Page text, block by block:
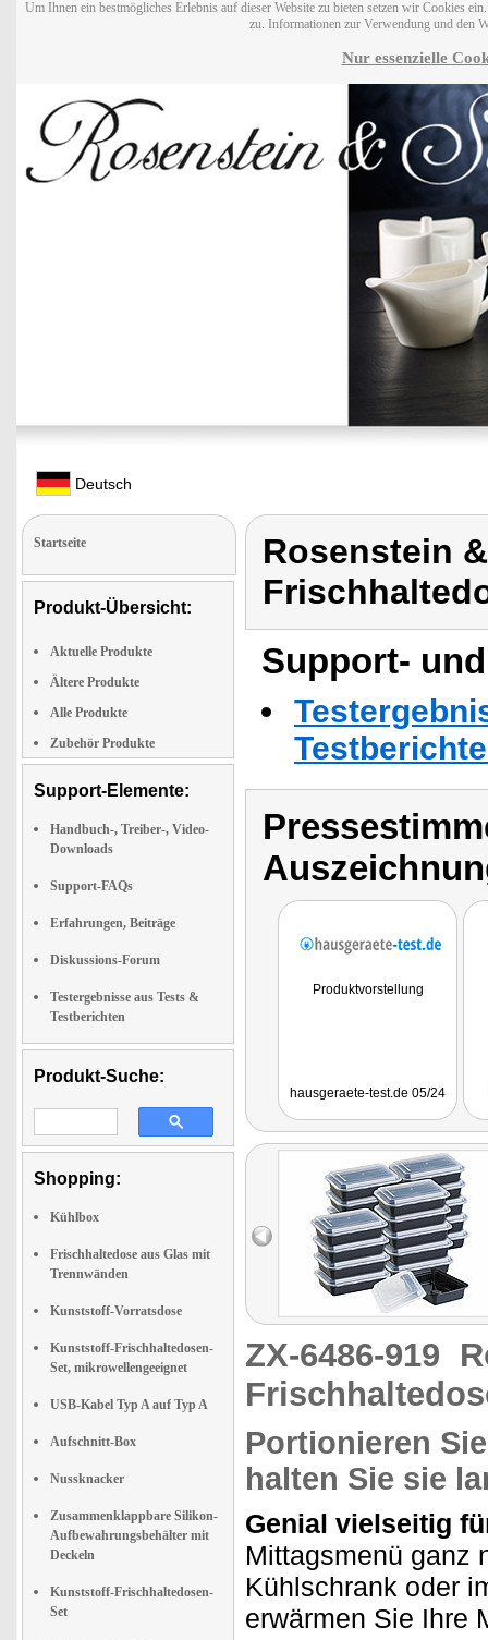
Um Ihnen ein bestmögliches Erlebnis auf dieser Website zu bieten setzen wir Cookies
zu. Informationen zur Verwendung und den
Nur essenzielle
Deutsch
Startseite
Produkt-Übersicht:
Aktuelle Produkte
Ältere Produkte
Alle Produkte
Zubehör Produkte
Support-Elemente:
Handbuch-, Treiber-, Video-
Downloads
Support-FAQs
Erfahrungen, Beiträge
Diskussions-Forum
Testergebnisse aus Tests &
Testberichten
Produkt-Suche:
Shopping:
Kühlbox
Frischhaltedose aus Glas mit
Trennwänden
Kunststoff-Vorratsdose
Kunststoff-Frischhaltedosen-
Set, mikrowellengeeignet
USB-Kabel Typ A auf Typ A
Aufschnitt-Box
Nussknacker
Zusammenklappbare Silikon-
Aufbewahrungsbehälter mit
Deckeln
Kunststoff-Frischhaltedosen-
Set
Rosenstein
Support-
Produktvorstellung
hausgeraete-test.de 05/24
ZX-6486-919
Portionieren
halten Sie sie
Genial vielseitig
Mittagsmenü ganz
Kühlschrank oder
erwärmen Sie Ihre